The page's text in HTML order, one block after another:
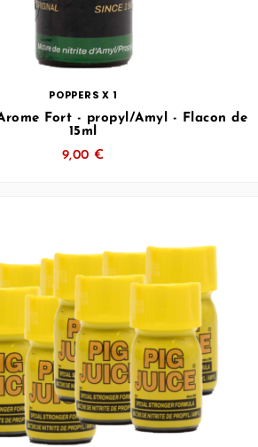
POPPERS X 1
Fort - propyl/Amyl - Flacon de
15ml
9,00 €
… (SVG inchangé)